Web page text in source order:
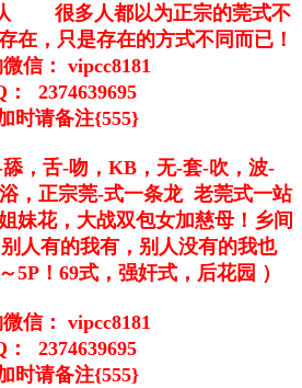
队 很多人都以为正宗的莞式不
在，只是存在的方式不同而已！
信： vipcc8181
： 2374639695
时请备注{555}
，舌-吻，KB，无-套-吹，波-
，正宗莞-式一条龙 老莞式一站
妹花，大战双包女加慈母！乡间
人有的我有，别人没有的我也
5P！69式，强奸式，后花园 ）
信： vipcc8181
： 2374639695
时请备注{555}